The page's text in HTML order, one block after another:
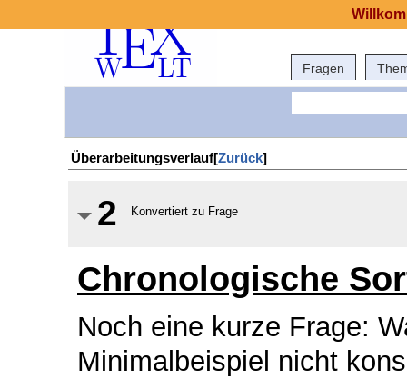
Fragen
Überarbeitungsverlauf[Zurück]
2 Konvertiert zu Frage
Chronologische
Noch eine kurze Frage:
Minimalbeispiel nicht